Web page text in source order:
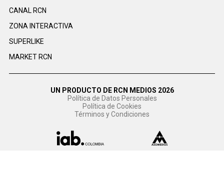
CANAL RCN
ZONA INTERACTIVA
SUPERLIKE
MARKET RCN
UN PRODUCTO DE RCN MEDIOS 2026
Política de Datos Personales
Política de Cookies
Términos y Condiciones